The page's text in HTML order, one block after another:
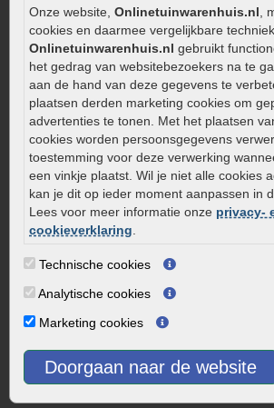
Onze website, Onlinetuinwarenhuis.nl ,
cookies en daarmee vergelijkbare
Onlinetuinwarenhuis.nl gebruikt
het gedrag van websitebezoekers na te
aan de hand van deze gegevens te
plaatsen derden marketing cookies om
advertenties te tonen. Met het plaatsen
cookies worden persoonsgegevens
toestemming voor deze verwerking
een vinkje plaatst. Wil je niet alle cookies
kan je dit op ieder moment aanpassen in
Lees voor meer informatie onze privacy-
cookieverklaring
Technische cookies
Analytische cookies
Marketing cookies
Doorgaan naar de website
Strakke tuin inrichten
Legverbanden gebakken bestrating
Onderhoud van gebakken bestrating
Aanlegtips voor gebakken bestrating
Zelf een terras aanleggen
Kleine stadstuin inrichten
0320 – 219170
Kaapstanderweg 41
8243 RB Lelystad
info@onlinetuinwarenhuis.nl
Routebeschrijving
Openingstijden
Maandag
Woensdag
08:00 - 17:00